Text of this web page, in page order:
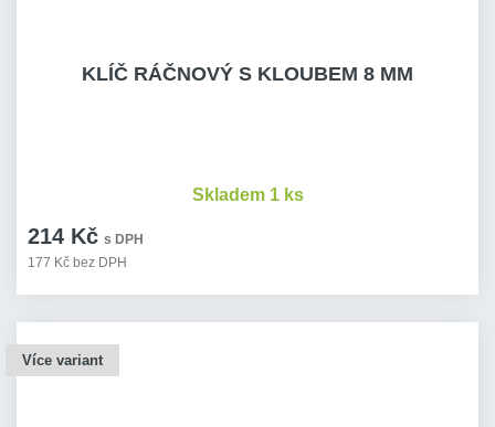
KLÍČ RÁČNOVÝ S KLOUBEM 8 MM
214 Kč s DPH
177 Kč bez DPH
Skladem 1 ks
Více variant